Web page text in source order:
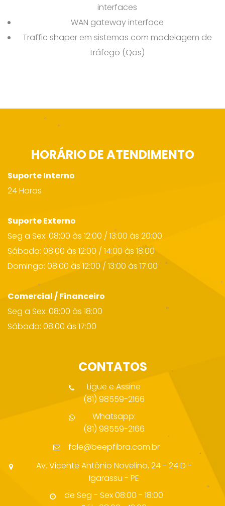
interfaces
WAN gateway interface
Traffic shaper em sistemas com modelagem de
tráfego (Qos)
HORÁRIO DE ATENDIMENTO
Suporte Interno
24 Horas
Suporte Externo
Seg a Sex: 08:00 às 12:00 / 13:00 às 20:00
Sábado: 08:00 às 12:00 / 14:00 às 18:00
Domingo: 08:00 às 12:00 / 13:00 às 17:00
Comercial / Financeiro
Seg a Sex: 08:00 às 18:00
Sábado: 08:00 às 17:00
CONTATOS
Ligue e Assine
(81) 98559-2166
Whatsapp:
(81) 98559-2166
fale@beepfibra.com.br
Av. Vicente Antônio Novelino, 24 - 24 D -
Igarassu - PE
de Seg - Sex 08:00 - 18:00